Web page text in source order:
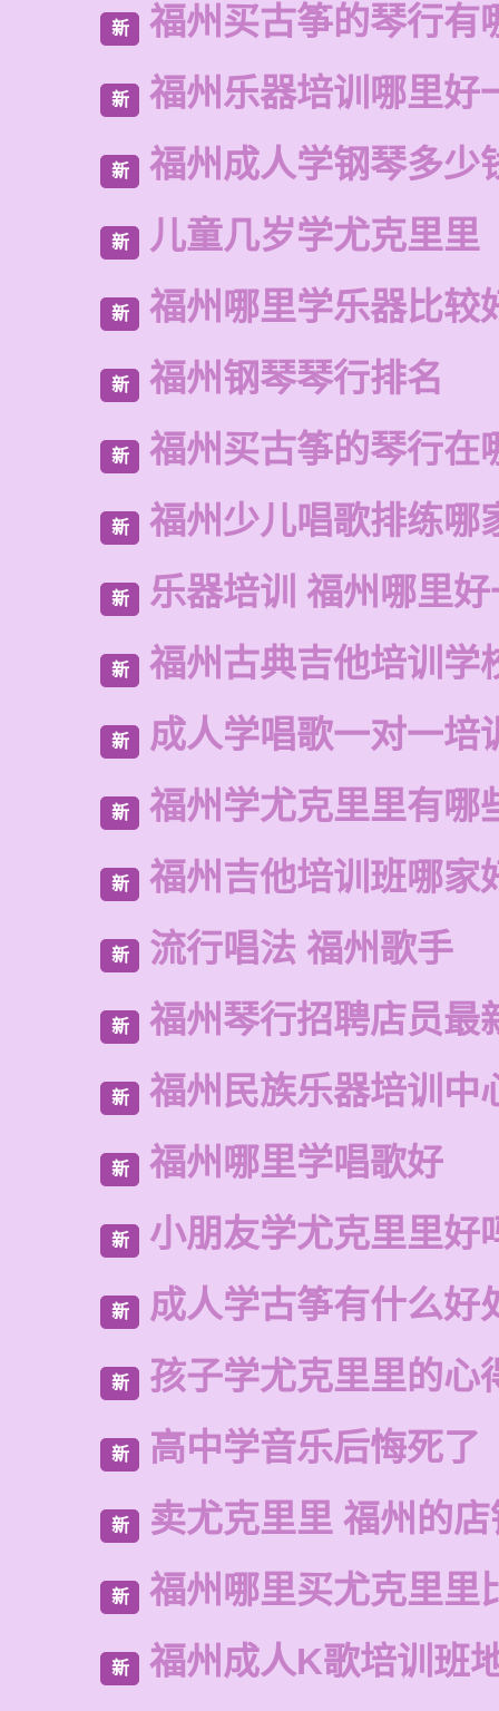
新 福州买古筝的琴行有
新 福州乐器培训哪里好
新 福州成人学钢琴多少
新 儿童几岁学尤克里里
新 福州哪里学乐器比较
新 福州钢琴琴行排名
新 福州买古筝的琴行在
新 福州少儿唱歌排练哪
新 乐器培训 福州哪里
新 福州古典吉他培训学
新 成人学唱歌一对一培
新 福州学尤克里里有哪
新 福州吉他培训班哪家
新 流行唱法 福州歌手
新 福州琴行招聘店员最
新 福州民族乐器培训中
新 福州哪里学唱歌好
新 小朋友学尤克里里好
新 成人学古筝有什么好
新 孩子学尤克里里的心
新 高中学音乐后悔死了
新 卖尤克里里 福州的店
新 福州哪里买尤克里里
新 福州成人K歌培训班